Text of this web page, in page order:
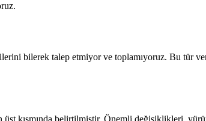
bilerek talep etmiyor ve toplamıyoruz. Bu tür
kısmında belirtilmiştir. Önemli değişiklikleri,